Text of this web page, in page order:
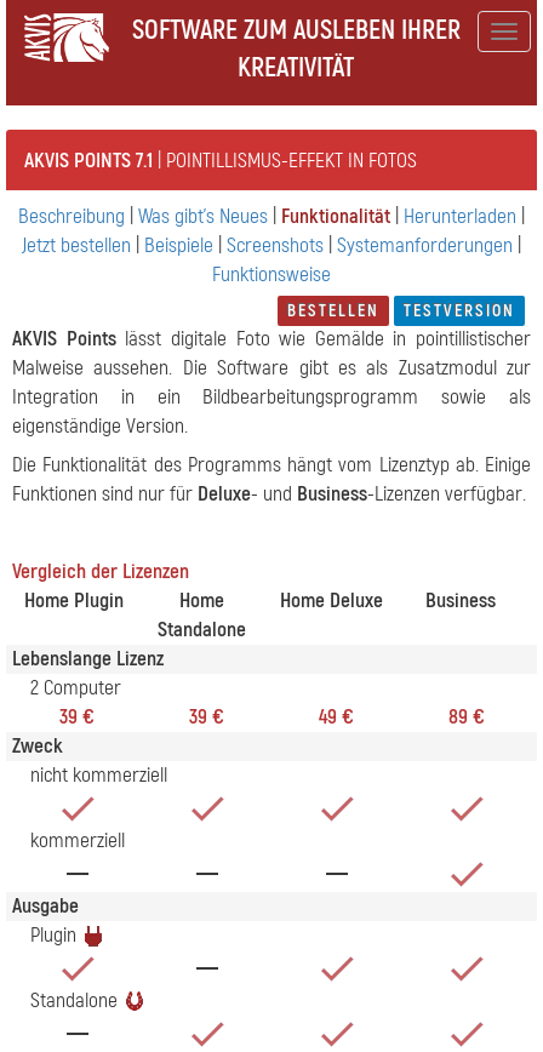
SOFTWARE ZUM AUSLEBEN IHRER
KREATIVITÄT
AKVIS POINTS 7.1 | POINTILLISMUS-EFFEKT IN FOTOS
Beschreibung Was gibt's Neues Funktionalität Herunterladen
Jetzt bestellen
Beispiele Screenshots Systemanforderungen
Funktionsweise
BESTELLEN TESTVERSION
AKVIS Pointslässt digitale Foto wie Gemälde in pointillistischer
Malweise aussehen. Die Software gibt es als Zusatzmodul zur
Integration in ein Bildbearbeitungsprogramm sowie als
eigenständige Version.
Die Funktionalität des Programms hängt vom Lizenztyp ab. Einige
Funktionen sind nur für Deluxe- und Business-Lizenzen verfügbar.
Vergleich der Lizenzen
Home Plugin
Home
Standalone
Home Deluxe Business
Lebenslange Lizenz
2 Computer
39 €
39 € 49 €
89 €
Zweck
nicht kommerziell
kommerziell
Ausgabe
Plugin
Standalone